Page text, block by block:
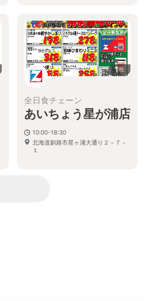
1枚
全日食チェーン
あいちょう星が浦店
10:00-18:30
北海道釧路市星ヶ浦大通り２－７－
１